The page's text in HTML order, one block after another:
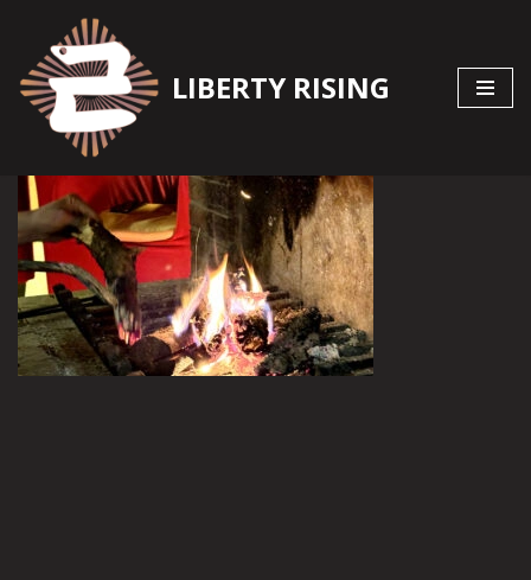
Zum
Inhalt
springen
LIBERTY RISING